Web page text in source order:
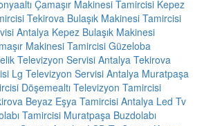
Çamaşır Makinesi Tamircisi Kepez
Tekirova Bulaşık Makinesi Tamircisi
Antalya Kepez Bulaşık Makinesi
Makinesi Tamircisi Güzeloba
Televizyon Servisi Antalya Tekirova
Lg Televizyon Servisi Antalya Muratpaşa
Döşemealtı Televizyon Tamircisi
Beyaz Eşya Tamircisi Antalya Led Tv
Tamircisi Muratpaşa Buzdolabı